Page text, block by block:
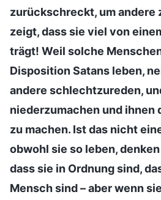
zurückschreckt, um andere
zeigt, dass sie viel von
trägt! Weil solche
Disposition Satans leben,
andere schlechtzureden,
niederzumachen und ihnen
zu machen. Ist das nicht
obwohl sie so leben,
dass sie in Ordnung sind,
Mensch sind – aber wenn